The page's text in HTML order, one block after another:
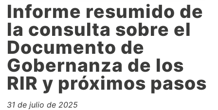
Informe resumido de
la consulta sobre el
Documento de
Gobernanza de los
RIR y próximos pasos
31 de julio de 2025